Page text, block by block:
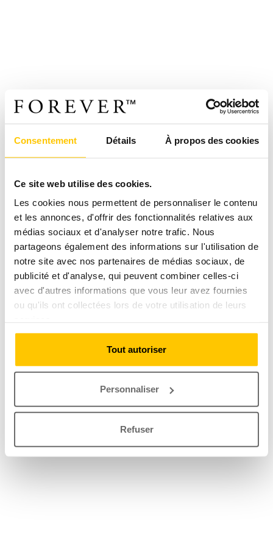
Consentement Détails À propos des cookies
Ce site web utilise des cookies.
Les cookies nous permettent de personnaliser le contenu
et les annonces, d'offrir des fonctionnalités relatives aux
médias sociaux et d'analyser notre trafic. Nous
partageons également des informations sur l'utilisation de
notre site avec nos partenaires de médias sociaux, de
publicité et d'analyse, qui peuvent combiner celles-ci
avec d'autres informations que vous leur avez fournies
ou qu'ils ont collectées lors de votre utilisation de leurs
Tout autoriser
Personnaliser
Refuser